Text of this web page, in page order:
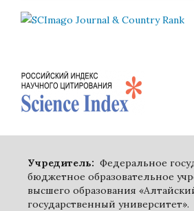
Учредитель: Федеральное
бюджетное образовательное
высшего образования
государственный университет».